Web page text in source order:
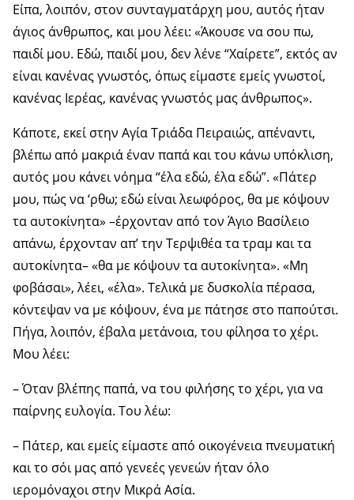
Είπα, λοιπόν, στον συνταγματάρχη μου, αυτός ήταν
άγιος άνθρωπος, και μου λέει: «Άκουσε να σου πω,
παιδί μου. Εδώ, παιδί μου, δεν λένε “Χαίρετε”, εκτός αν
είναι κανένας γνωστός, όπως είμαστε εμείς γνωστοί,
κανένας Ιερέας, κανένας γνωστός μας άνθρωπος».
Κάποτε, εκεί στην Αγία Τριάδα Πειραιώς, απέναντι,
βλέπω από μακριά έναν παπά και του κάνω υπόκλιση,
αυτός μου κάνει νόημα “έλα εδώ, έλα εδώ”. «Πάτερ
μου, πώς να ‘ρθω; εδώ είναι λεωφόρος, θα με κόψουν
τα αυτοκίνητα» –έρχονταν από τον Άγιο Βασίλειο
απάνω, έρχονταν απ’ την Τερψιθέα τα τραμ και τα
αυτοκίνητα– «θα με κόψουν τα αυτοκίνητα». «Μη
φοβάσαι», λέει, «έλα». Τελικά με δυσκολία πέρασα,
κόντεψαν να με κόψουν, ένα με πάτησε στο παπούτσι.
Πήγα, λοιπόν, έβαλα μετάνοια, του φίλησα το χέρι.
Μου λέει:
– Όταν βλέπης παπά, να του φιλήσης το χέρι, για να
παίρνης ευλογία. Του λέω:
– Πάτερ, και εμείς είμαστε από οικογένεια πνευματική
και το σόι μας από γενεές γενεών ήταν όλο
ιερομόναχοι στην Μικρά Ασία.